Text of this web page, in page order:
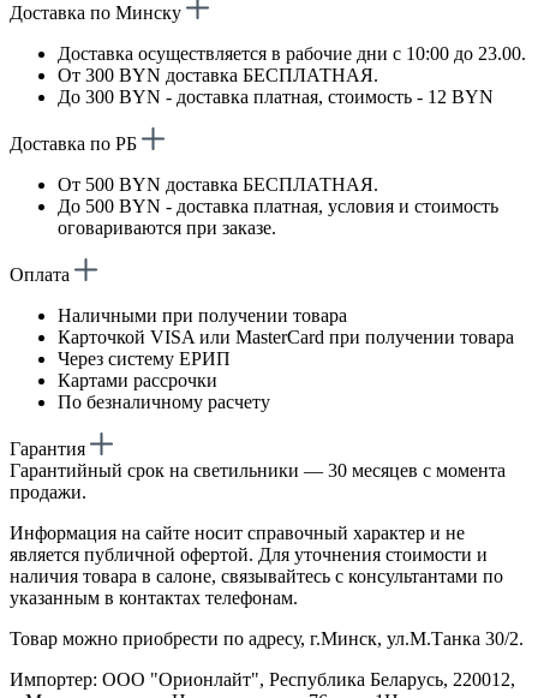
Доставка по Минску
Доставка осуществляется в рабочие дни с 10:00 до 23.00.
От 300 BYN доставка БЕСПЛАТНАЯ.
До 300 BYN - доставка платная, стоимость - 12 BYN
Доставка по РБ
От 500 BYN доставка БЕСПЛАТНАЯ.
До 500 BYN - доставка платная, условия и стоимость
оговариваются при заказе.
Оплата
Наличными при получении товара
Карточкой VISA или MasterCard при получении товара
Через систему ЕРИП
Картами рассрочки
По безналичному расчету
Гарантия
Гарантийный срок на светильники — 30 месяцев с момента
продажи.
Информация на сайте носит справочный характер и не
является публичной офертой. Для уточнения стоимости и
наличия товара в салоне, связывайтесь с консультантами по
указанным в контактах телефонам.
Товар можно приобрести по адресу, г.Минск, ул.М.Танка 30/2.
Импортер: ООО "Орионлайт", Республика Беларусь, 220012,